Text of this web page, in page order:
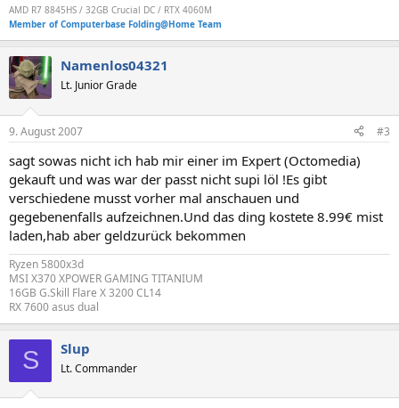
AMD R7 8845HS / 32GB Crucial DC / RTX 4060M
Member of Computerbase Folding@Home Team
Namenlos04321
Lt. Junior Grade
9. August 2007 #3
sagt sowas nicht ich hab mir einer im Expert (Octomedia)
gekauft und was war der passt nicht supi löl !Es gibt
verschiedene musst vorher mal anschauen und
gegebenenfalls aufzeichnen.Und das ding kostete 8.99€ mist
laden,hab aber geldzurück bekommen
Ryzen 5800x3d
MSI X370 XPOWER GAMING TITANIUM
16GB G.Skill Flare X 3200 CL14
RX 7600 asus dual
S Slup
Lt. Commander